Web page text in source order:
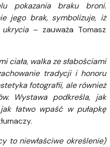
pokazania braku broni.
jego brak, symbolizuje, iż
– zauważa Tomasz
ciała, walka ze słabościami
tradycji i honoru
fotografii, ale również
Wystawa podkreśla, jak
łatwo wpaść w pułapkę
to niewłaściwe określenie)